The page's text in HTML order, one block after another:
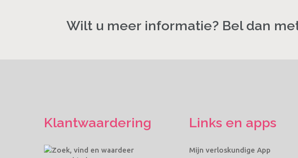
Wilt u meer informatie? Bel dan
Klantwaardering Links en apps
Mijn verloskundige App